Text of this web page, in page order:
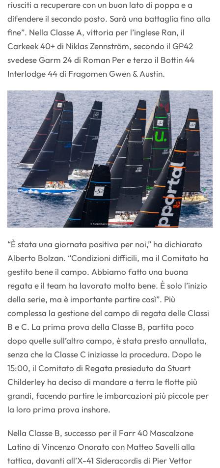
riusciti a recuperare con un buon lato di poppa e a
difendere il secondo posto. Sarà una battaglia fino alla
fine”. Nella Classe A, vittoria per l’inglese Ran, il
Carkeek 40+ di Niklas Zennström, secondo il GP42
svedese Garm 24 di Roman Per e terzo il Bottin 44
Interlodge 44 di Fragomen Gwen & Austin.
“È stata una giornata positiva per noi,” ha dichiarato
Alberto Bolzan. “Condizioni difficili, ma il Comitato ha
gestito bene il campo. Abbiamo fatto una buona
regata e il team ha lavorato molto bene. È solo l’inizio
della serie, ma è importante partire così”. Più
complessa la gestione del campo di regata delle Classi
B e C. La prima prova della Classe B, partita poco
dopo quelle sull’altro campo, è stata presto annullata,
senza che la Classe C iniziasse la procedura. Dopo le
15:00, il Comitato di Regata presieduto da Stuart
Childerley ha deciso di mandare a terra le flotte più
grandi, facendo partire le imbarcazioni più piccole per
la loro prima prova inshore.
Nella Classe B, successo per il Farr 40 Mascalzone
Latino di Vincenzo Onorato con Matteo Savelli alla
tattica, davanti all’X-41 Sideracordis di Pier Vettor